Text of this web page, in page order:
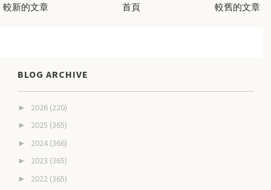
較新的文章 較舊的文章
首頁
BLOG ARCHIVE
► 2026 (220)
► 2025 (365)
► 2024 (366)
► 2023 (365)
► 2022 (365)